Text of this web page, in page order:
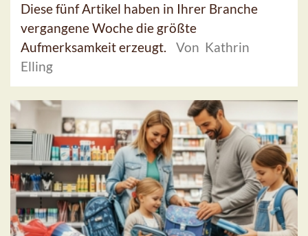
Diese fünf Artikel haben in Ihrer Branche
vergangene Woche die größte
Aufmerksamkeit erzeugt.
Von Kathrin
Elling